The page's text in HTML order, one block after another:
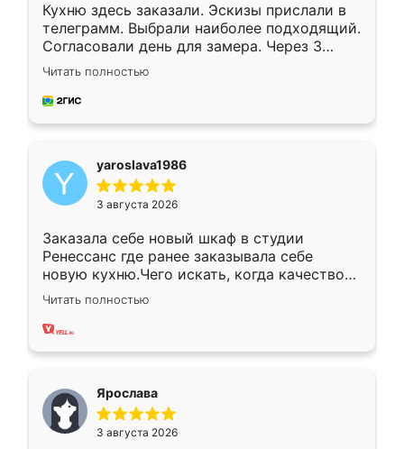
Кухню здесь заказали. Эскизы прислали в
телеграмм. Выбрали наиболее подходящий.
Согласовали день для замера. Через 3
недели кухня была уже готова. Остались
довольны работой. Спасибо Ренессанс
мебель за качественную работу!
Читать полностью
yaroslava1986
3 августа 2026
Заказала себе новый шкаф в студии
Ренессанс где ранее заказывала себе
новую кухню.Чего искать, когда качеством
вполне довольна. Служит кухня уже почти
два года, нареканий нет.
Читать полностью
Ярослава
3 августа 2026